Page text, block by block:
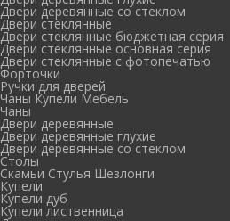
Двери деревянные со стеклом
Двери стеклянные
Двери стеклянные бюджетная серия
Двери стеклянные основная серия
Двери стеклянные с фотопечатью
Форточки
Ручки для дверей
Чаны Купели Мебель
Чаны
Двери деревянные
Двери деревянные глухие
Двери деревянные со стеклом
Столы
Скамьи Стулья Шезлонги
Купели
Купели дуб
Купели лиственница